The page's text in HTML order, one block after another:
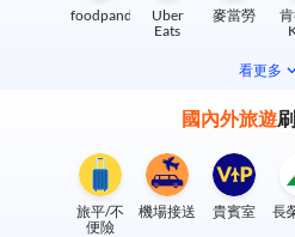
foodpanda
Uber
Eats
麥當勞
看更多
國內外旅遊
旅平/不
便險
機場接送 貴賓室 長